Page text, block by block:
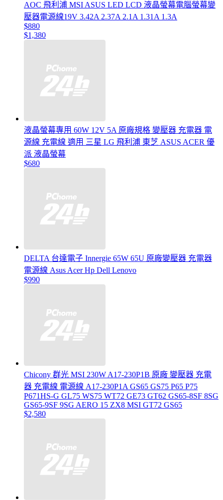
AOC 飛利浦 MSI ASUS LED LCD 液晶螢幕電腦螢幕變
壓器電源線19V 3.42A 2.37A 2.1A 1.31A 1.3A
$880
$1,380
液晶螢幕專用 60W 12V 5A 原廠規格 變壓器 充電器 電
源線 充電線 適用 三星 LG 飛利浦 東芝 ASUS ACER 優
派 液晶螢幕
$680
DELTA 台達電子 Innergie 65W 65U 原廠變壓器 充電器
電源線 Asus Acer Hp Dell Lenovo
$990
Chicony 群光 MSI 230W A17-230P1B 原廠 變壓器 充電
器 充電線 電源線 A17-230P1A GS65 GS75 P65 P75
P671HS-G GL75 WS75 WT72 GE73 GT62 GS65-8SF 8SG
GS65-9SF 9SG AERO 15 ZX8 MSI GT72 GS65
$2,580